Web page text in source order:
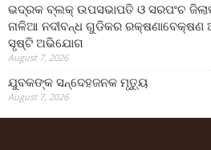
ଭଦ୍ରକ ବ୍ଲକ୍ ଉପସଭାପତି ଓ ସରପଂଚ
ନାଳିଆ ନଦୀବନ୍ଧ ଗୁଡିକର ରକ୍ଷଣାବେକ୍ଷଣ
ସୃଷ୍ଟି ଅଭିଯୋଗ
August 7, 2026
ଯୁବକଙ୍କ ସନ୍ଦେହଜନକ ମୃତ୍ୟୁ
August 7, 2026